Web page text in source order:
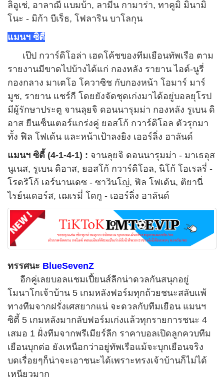
ลิอูเช่, อาลาฌี แบมบ้า, ลามีน กามาร่า, ทาคูมิ มินามิ
โนะ - มิก้า บีเร็ธ, โฟลาริน บาโลกุน
แมนฯ ซิตี้
เป๊ป กวาร์ดิโอล่า เฮดโค้ชของทีมเยือนทัพเรือ ตาม
รายงานมีขาดไปบ้างได้แก่ กองหลัง รายาน ไอต์-นูรี่
กองกลาง มาเตโอ โควาซิช กับกองหน้า โอมาร์ มาร์
มูช, รายาน แชร์กี โดยยังจัดชุดเก่งมาได้อยู่บอลยุโรป
มีผู้รักษาประตู จานลุยจิ ดอนนารุมม่า กองหลัง รูเบน ดิ
อาส ยืนเซ็นเตอร์แกร่งคู่ ยอสโก้ กวาร์ดิโอล ตัวรุกมา
ทั้ง ฟิล โฟเด้น และหน้าเป้าลงยิง เออร์ลิ่ง ฮาลันด์
แมนฯ ซิตี้ (4-1-4-1) : จานลุยจิ ดอนนารุมม่า - มาเธอุส
นูเนส, รูเบน ดิอาส, ยอสโก้ กวาร์ดิโอล, นิโก้ โอเรลรี่ -
โรดริโก้ เอร์นานเดซ - ซาวินโญ่, ฟิล โฟเด้น, ติยานี่
ไรย์นเดอร์ส, เฌเรมี่ โดกู - เออร์ลิ่ง ฮาลันด์
ทรรศนะ BlueSevenZ
อีกคู่เลยบอลแชมเปี้ยนส์ลีกน่าดวลกันสนุกอยู่
โมนาโกเจ้าบ้าน 5 เกมหลังฟอร์มทุกถ้วยชนะสลับแพ้
ทางทีมจากฝรั่งเศสยากแน่ จะดวลกับทีมเยือน แมนฯ
ซิตี้ 5 เกมหลังมากลับฟอร์มเก่งแล้วทุกรายการชนะ 4
เสมอ 1 ฝั่งทีมจากพรีเมียร์ลีก ราคาบอลเปิดลูกควบทีม
เยือนบุกต่อ ยังเหนือกว่าอยู่ทัพเรือแม้จะบุกเยือนจริง
บดเรื่อยๆก็น่าจะเอาชนะได้เพราะทรงเจ้าบ้านก็ไม่ได้
เหนียวมาก